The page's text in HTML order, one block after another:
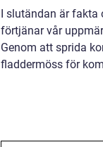
I slutändan är fakta
förtjänar vår
Genom att sprida
fladdermöss för